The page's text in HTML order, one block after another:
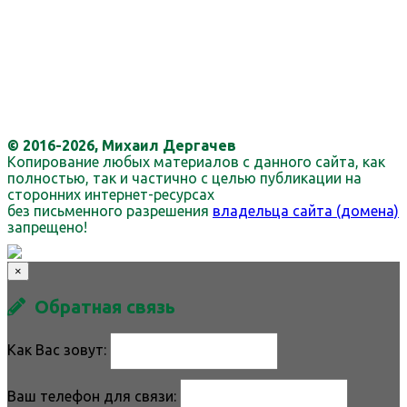
© 2016-2026, Михаил Дергачев
Копирование любых материалов с данного сайта, как
полностью, так и частично с целью публикации на
сторонних интернет-ресурсах
без письменного разрешения владельца сайта (домена)
запрещено!
×
Обратная связь
Как Вас зовут:
Ваш телефон для связи: